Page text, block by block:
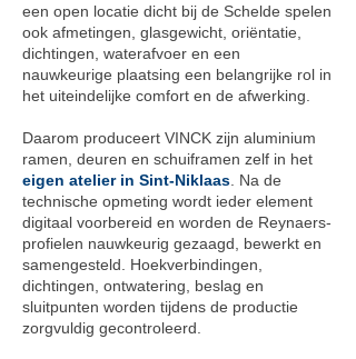
een open locatie dicht bij de Schelde spelen
ook afmetingen, glasgewicht, oriëntatie,
dichtingen, waterafvoer en een
nauwkeurige plaatsing een belangrijke rol in
het uiteindelijke comfort en de afwerking.
Daarom produceert VINCK zijn aluminium
ramen, deuren en schuiframen zelf in het
eigen atelier in Sint-Niklaas . Na de
technische opmeting wordt ieder element
digitaal voorbereid en worden de Reynaers-
profielen nauwkeurig gezaagd, bewerkt en
samengesteld. Hoekverbindingen,
dichtingen, ontwatering, beslag en
sluitpunten worden tijdens de productie
zorgvuldig gecontroleerd.